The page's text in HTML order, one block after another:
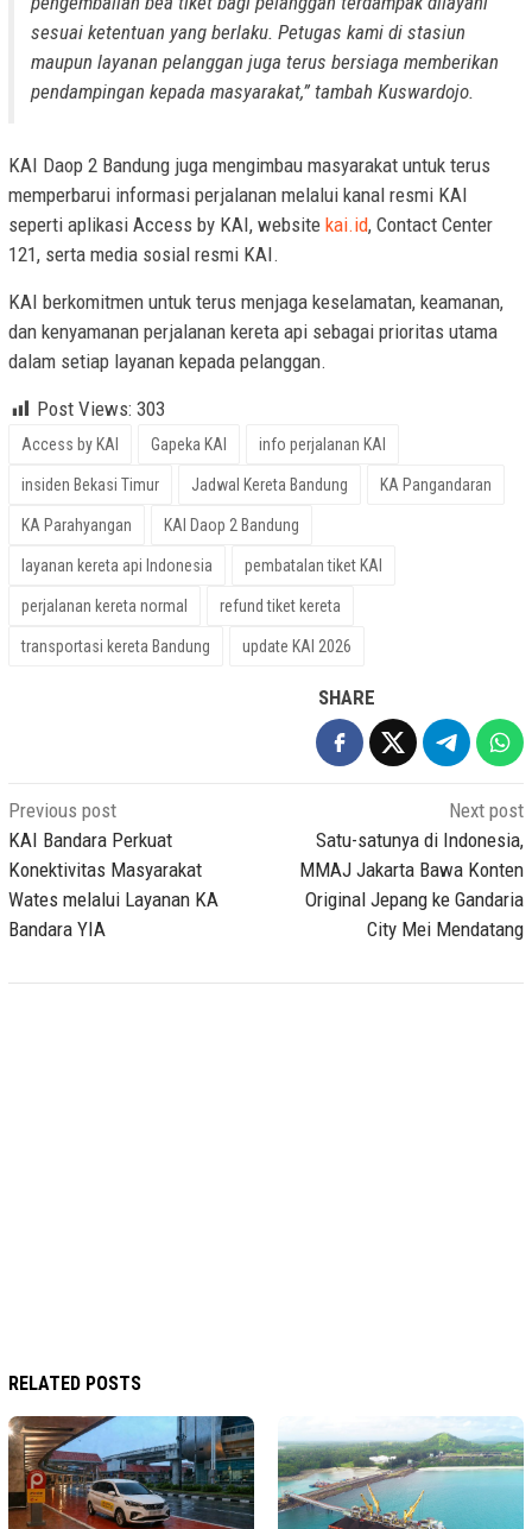
sesuai ketentuan yang berlaku. Petugas kami di stasiun
maupun layanan pelanggan juga terus bersiaga memberikan
pendampingan kepada masyarakat,” tambah Kuswardojo.
KAI Daop 2 Bandung juga mengimbau masyarakat untuk terus
memperbarui informasi perjalanan melalui kanal resmi KAI
seperti aplikasi Access by KAI, website kai.id, Contact Center
121, serta media sosial resmi KAI.
KAI berkomitmen untuk terus menjaga keselamatan, keamanan,
dan kenyamanan perjalanan kereta api sebagai prioritas utama
dalam setiap layanan kepada pelanggan.
Post Views: 303
Access by KAI Gapeka KAI info perjalanan KAI
insiden Bekasi Timur Jadwal Kereta Bandung KA Pangandaran
KA Parahyangan KAI Daop 2 Bandung
layanan kereta api Indonesia pembatalan tiket KAI
perjalanan kereta normal refund tiket kereta
transportasi kereta Bandung update KAI 2026
SHARE
Post
navigation
Previous post
KAI Bandara Perkuat
Konektivitas Masyarakat
Wates melalui Layanan KA
Bandara YIA
Next post
Satu-satunya di Indonesia,
MMAJ Jakarta Bawa Konten
Original Jepang ke Gandaria
City Mei Mendatang
RELATED POSTS